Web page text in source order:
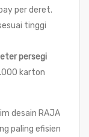
per deret.
tinggi
persegi
karton
desain RAJA
paling efisien